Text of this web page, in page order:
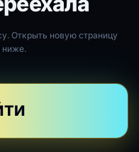
Открыть новую страницу
ниже.